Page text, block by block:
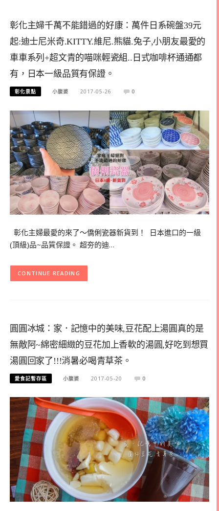
彰化主婦千萬不能錯過的好康：萬件日系碗盤39元
起:迪士尼米奇.KITTY.維尼.熊貓.兔子,小朋友最愛的
車車系列+超文青的喵咪輕瓷組..日式咖啡杯通通都
有，日本一級品質有保證。
彰化景點 小腹婆 2017-05-26 0
彰化主婦最愛的來了～僑俐瓷器新貨到！ 日本進口的一級
(頂級)品~品質保證。 超夯的迪…
CONTINUE READING
圓圓冰城：家．記憶中的美味,豆花配上湯圓真的是
無敵阿~綿密細緻的豆花加上香軟的湯圓,好吃到想買
湯圓回家了!!!消暑必喝青草茶。
愛食記暫存區 小腹婆 2017-05-20 0